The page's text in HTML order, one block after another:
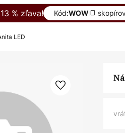
% zľava! Kód:WOW
LED